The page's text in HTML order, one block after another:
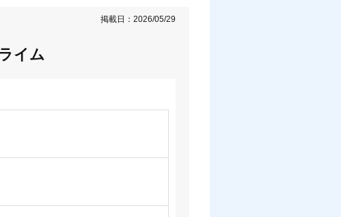
掲載日：2026/05/29
イム